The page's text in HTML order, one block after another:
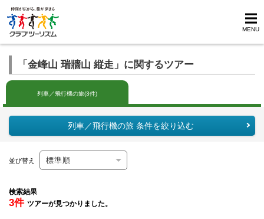
MENU
「金峰山 瑞牆山 縦走」に関するツアー
列車／飛行機の旅(3件)
列車／飛行機の旅 条件を絞り込む
並び替え
検索結果
3件 ツアーが見つかりました。